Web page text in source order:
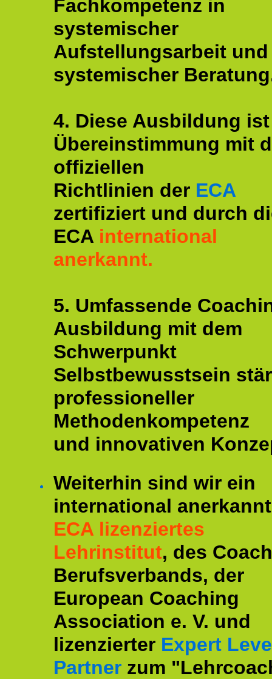
Fachkompetenz in
systemischer
Aufstellungsarbeit und
systemischer
4. Diese Ausbildung
Übereinstimmung mit
offiziellen
Richtlinien der ECA
zertifiziert und durch
ECA international
anerkannt.
5. Umfassende
Ausbildung mit dem
Schwerpunkt
Selbstbewusstsein
professioneller
Methodenkompetenz
und innovativen
Weiterhin sind wir ein
international
ECA lizenziertes
Lehrinstitut, des
Berufsverbands, der
European Coaching
Association e. V. und
lizenzierter Expert
Partner zum